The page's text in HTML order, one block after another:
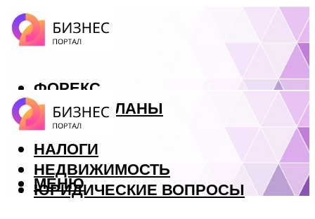
ФОРЕКС
БИЗНЕС ПЛАНЫ
КРЕДИТЫ
НАЛОГИ
НЕДВИЖИМОСТЬ
ЮРИДИЧЕСКИЕ ВОПРОСЫ
МЕНЮ